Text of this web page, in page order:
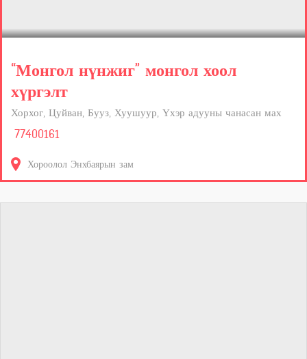
“Монгол нүнжиг” монгол хоол
хүргэлт
Хорхог, Цуйван, Бууз, Хуушуур, Үхэр адууны чанасан мах
77400161
Хороолол Энхбаярын зам